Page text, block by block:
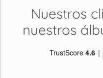
Nuestros
nuestros